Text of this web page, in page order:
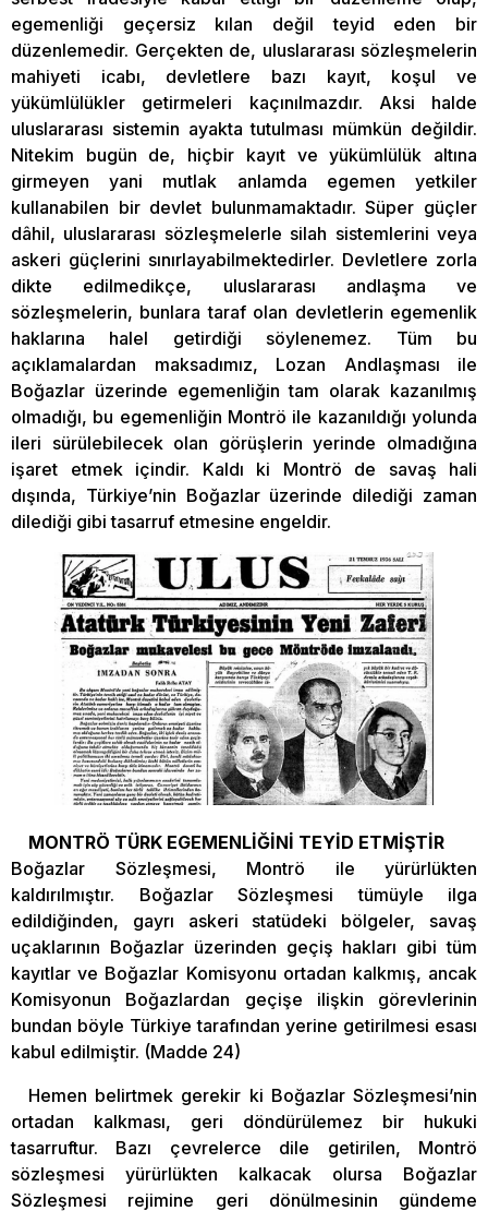
egemenliği geçersiz kılan değil teyid eden bir
düzenlemedir. Gerçekten de, uluslararası sözleşmelerin
mahiyeti icabı, devletlere bazı kayıt, koşul ve
yükümlülükler getirmeleri kaçınılmazdır. Aksi halde
uluslararası sistemin ayakta tutulması mümkün değildir.
Nitekim bugün de, hiçbir kayıt ve yükümlülük altına
girmeyen yani mutlak anlamda egemen yetkiler
kullanabilen bir devlet bulunmamaktadır. Süper güçler
dâhil, uluslararası sözleşmelerle silah sistemlerini veya
askeri güçlerini sınırlayabilmektedirler. Devletlere zorla
dikte edilmedikçe, uluslararası andlaşma ve
sözleşmelerin, bunlara taraf olan devletlerin egemenlik
haklarına halel getirdiği söylenemez. Tüm bu
açıklamalardan maksadımız, Lozan Andlaşması ile
Boğazlar üzerinde egemenliğin tam olarak kazanılmış
olmadığı, bu egemenliğin Montrö ile kazanıldığı yolunda
ileri sürülebilecek olan görüşlerin yerinde olmadığına
işaret etmek içindir. Kaldı ki Montrö de savaş hali
dışında, Türkiye’nin Boğazlar üzerinde dilediği zaman
dilediği gibi tasarruf etmesine engeldir.
MONTRÖ TÜRK EGEMENLİĞİNİ TEYİD ETMİŞTİR
Boğazlar Sözleşmesi, Montrö ile yürürlükten
kaldırılmıştır. Boğazlar Sözleşmesi tümüyle ilga
edildiğinden, gayrı askeri statüdeki bölgeler, savaş
uçaklarının Boğazlar üzerinden geçiş hakları gibi tüm
kayıtlar ve Boğazlar Komisyonu ortadan kalkmış, ancak
Komisyonun Boğazlardan geçişe ilişkin görevlerinin
bundan böyle Türkiye tarafından yerine getirilmesi esası
kabul edilmiştir. (Madde 24)
Hemen belirtmek gerekir ki Boğazlar Sözleşmesi’nin
ortadan kalkması, geri döndürülemez bir hukuki
tasarruftur. Bazı çevrelerce dile getirilen, Montrö
sözleşmesi yürürlükten kalkacak olursa Boğazlar
Sözleşmesi rejimine geri dönülmesinin gündeme